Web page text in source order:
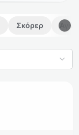
Σκόρερ